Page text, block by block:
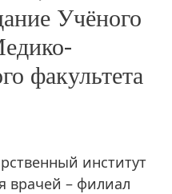
Учёного
факультета
институт
врачей – филиал